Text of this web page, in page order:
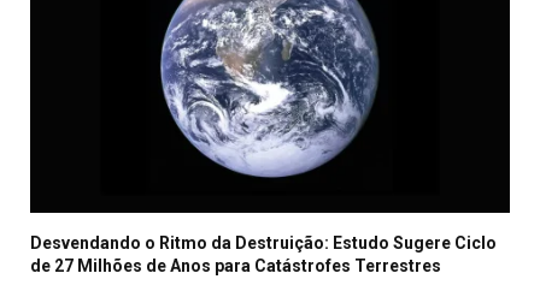
Desvendando o Ritmo da Destruição: Estudo Sugere Ciclo
de 27 Milhões de Anos para Catástrofes Terrestres